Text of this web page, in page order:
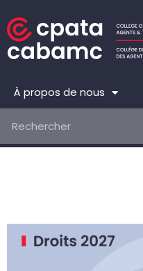
au
contenu
À propos de nous